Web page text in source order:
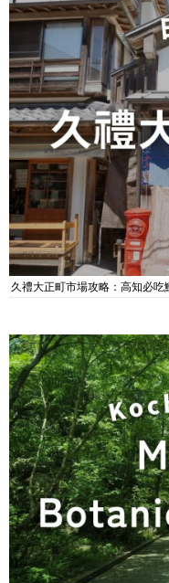
久禮大正町市場攻略：高知必